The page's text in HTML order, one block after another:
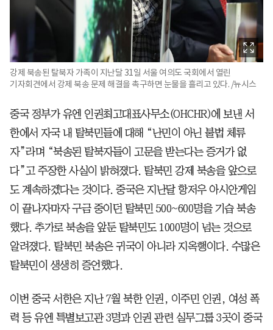
강제 북송된 탈북자 가족이 지난달 31일 서울 여의도 국회에서 열린
기자회견에서 강제 북송 문제 해결을 촉구하면 눈물을 흘리고 있다. /뉴시스
중국 정부가 유엔 인권최고대표사무소(OHCHR)에 보낸 서
한에서 자국 내 탈북민들에 대해 “난민이 아닌 불법 체류
자”라며 “북송된 탈북자들이 고문을 받는다는 증거가 없
다”고 주장한 사실이 밝혀졌다. 탈북민 강제 북송을 앞으로
도 계속하겠다는 것이다. 중국은 지난달 항저우 아시안게임
이 끝나자마자 구금 중이던 탈북민 500~600명을 기습 북송
했다. 추가로 북송을 앞둔 탈북민도 1000명이 넘는 것으로
알려졌다. 탈북민 북송은 귀국이 아니라 지옥행이다. 수많은
탈북민이 생생히 증언했다.
이번 중국 서한은 지난 7월 북한 인권, 이주민 인권, 여성 폭
력 등 유엔 특별보고관 3명과 인권 관련 실무그룹 3곳이 중국